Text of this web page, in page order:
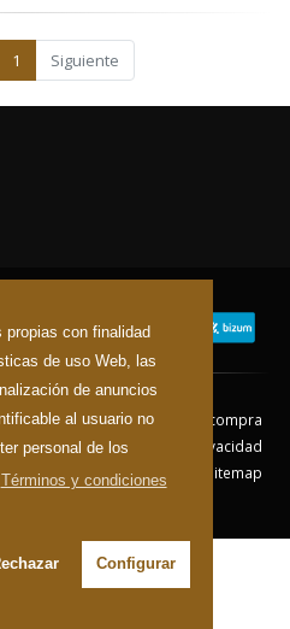
con finalidad
de uso Web, las
de anuncios
al usuario no
personal de los
Términos y condiciones
Configurar
1 Siguiente
Legal
Condiciones de compra
devolución
Política de Privacidad
Política de Cookies
Sitemap